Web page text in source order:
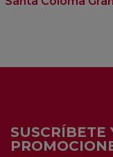
SUSCRÍBETE